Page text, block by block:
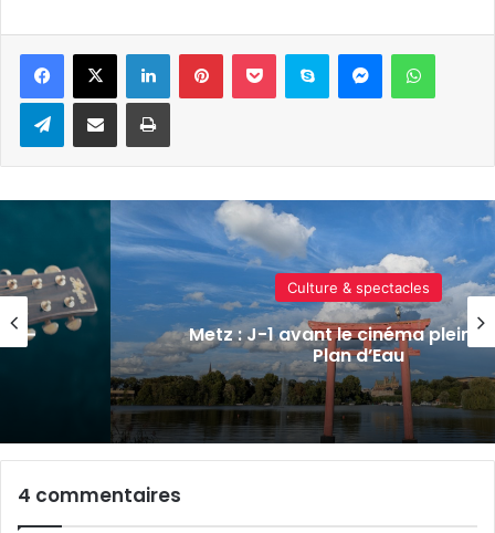
LinkedinPinterestPocket Skype Messenger
TelegramPartager par e-mail Imprimer
Culture & spectacles
Metz : J-1 avant le cinéma plein
Plan d’Eau
4 commentaires